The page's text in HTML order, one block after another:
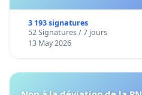
3 193 signatures
52 Signatures / 7 jours
13 May 2026